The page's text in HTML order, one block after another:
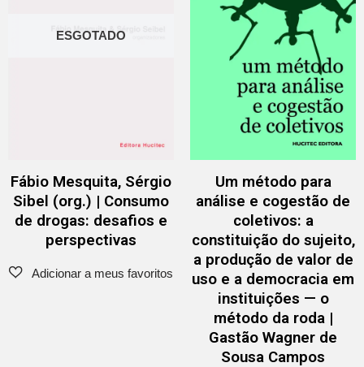
ESGOTADO
Fábio Mesquita, Sérgio
Sibel (org.) | Consumo
de drogas: desafios e
perspectivas
Um método para
análise e cogestão de
coletivos: a
constituição do sujeito,
a produção de valor de
uso e a democracia em
instituições — o
método da roda |
Gastão Wagner de
Sousa Campos